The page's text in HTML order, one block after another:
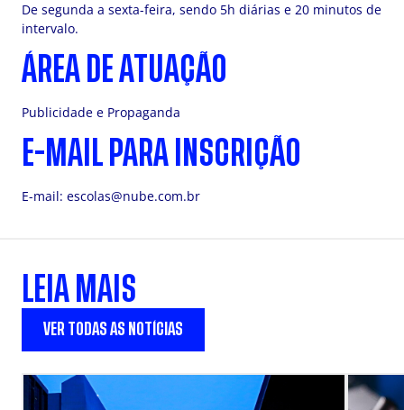
De segunda a sexta-feira, sendo 5h diárias e 20 minutos de
intervalo.
ÁREA DE ATUAÇÃO
Publicidade e Propaganda
E-MAIL PARA INSCRIÇÃO
E-mail: escolas@nube.com.br
LEIA MAIS
VER TODAS AS NOTÍCIAS